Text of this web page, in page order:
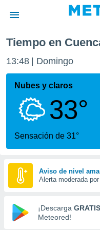
de
ha
calidad.
a este
las
y
forma
digital
basada
Tiempo en
13:48 Domingo
Nubes y claros
33°
Sensación de 31°
Aviso de nivel
Alerta moderada
¡Descarga GRATIS
Meteored!